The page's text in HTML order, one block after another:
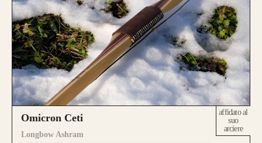
Omicron Ceti
Longbow Ashram
affidato al
suo
arciere